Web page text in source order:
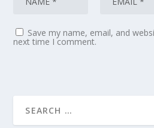
Save my name, email, and
next time I comment.